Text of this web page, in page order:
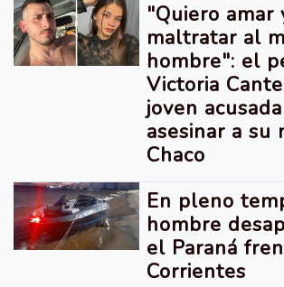
"Quiero amar
maltratar al
hombre": el
Victoria
joven
asesinar a su
Chaco
En pleno
hombre
el Paraná
Corrientes